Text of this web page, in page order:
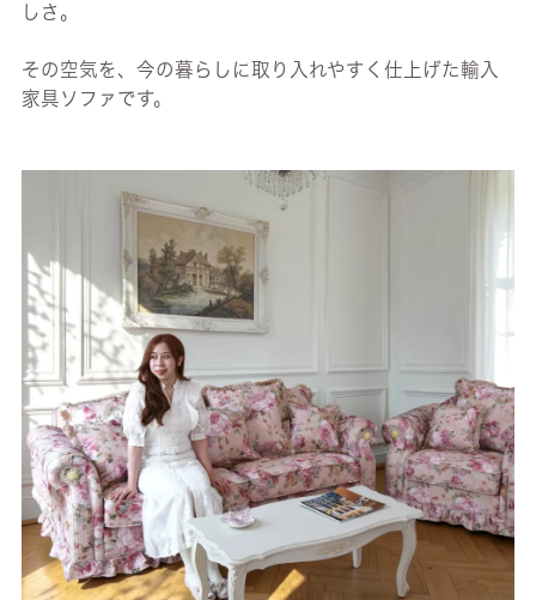
しさ。
その空気を、今の暮らしに取り入れやすく仕上げた輸入
家具ソファです。